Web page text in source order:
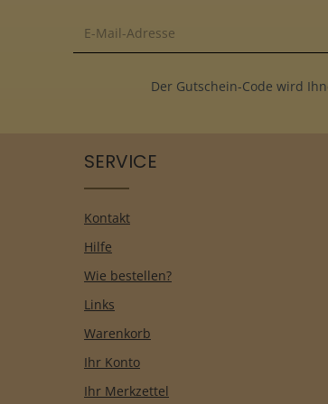
Der Gutschein-Code wird
SERVICE
Kontakt
Hilfe
Wie bestellen?
Links
Warenkorb
Ihr Konto
Ihr Merkzettel